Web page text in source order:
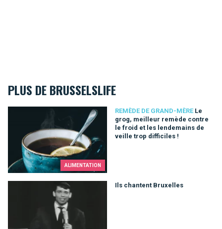
PLUS DE BRUSSELSLIFE
ALIMENTATION
REMÈDE DE GRAND-MÈRE Le
grog, meilleur remède contre
le froid et les lendemains de
veille trop difficiles !
Le grog, meilleur remède contre le froid et les lendemains
Ils chantent Bruxelles
Ils chantent Bruxelles